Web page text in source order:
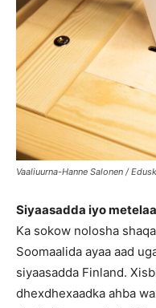
Vaaliuurna-Hanne Salonen /
Siyaasadda iyo
Ka sokow nolosha
Soomaalida ayaa aad
siyaasadda Finland.
dhexdhexaadka ahba